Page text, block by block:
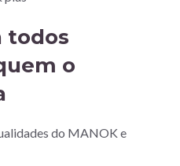
todos
o
do MANOK e